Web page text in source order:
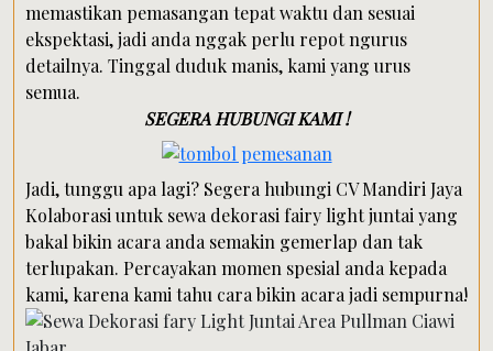
memastikan pemasangan tepat waktu dan sesuai
ekspektasi, jadi anda nggak perlu repot ngurus
detailnya. Tinggal duduk manis, kami yang urus
semua.
SEGERA HUBUNGI KAMI !
Jadi, tunggu apa lagi? Segera hubungi CV Mandiri Jaya
Kolaborasi untuk sewa dekorasi fairy light juntai yang
bakal bikin acara anda semakin gemerlap dan tak
terlupakan. Percayakan momen spesial anda kepada
kami, karena kami tahu cara bikin acara jadi sempurna!